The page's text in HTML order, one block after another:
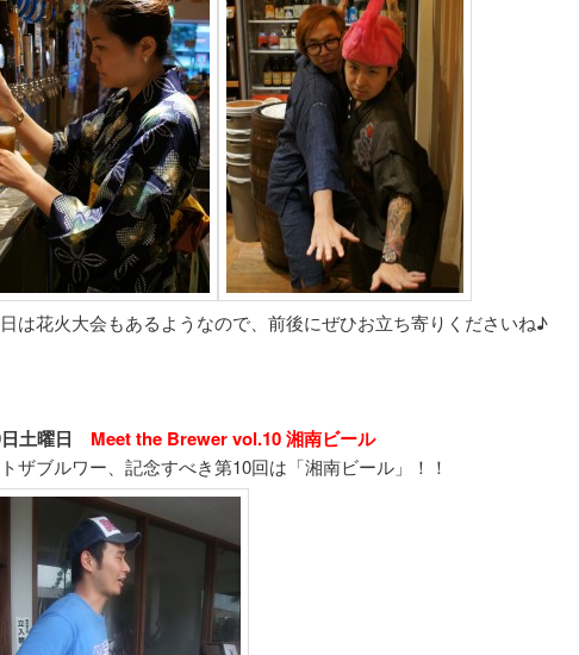
は花火大会もあるようなので、前後にぜひお立ち寄りくださいね♪
土曜日 Meet the Brewer vol.10 湘南ビール
ザブルワー、記念すべき第10回は「湘南ビール」！！